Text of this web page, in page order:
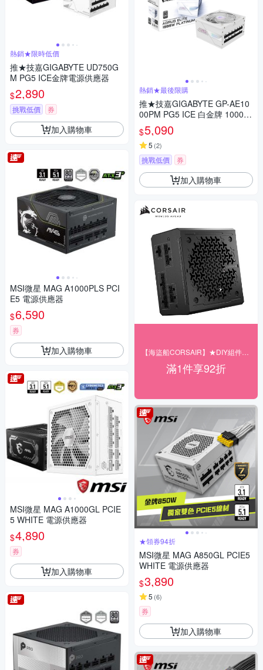
熱銷★限時低價
推★技嘉GIGABYTE UD750G
M PG5 ICE金牌電源供應器
$2,890
挑戰低價 券
加入購物車
MSI微星 MAG A1000PLS PCI
E5 電源供應器
$6,590
券
加入購物車
MSI微星 MAG A1000GL PCIE
5 WHITE 電源供應器
$4,890
券
加入購物車
熱銷★最後限購
推★技嘉GIGABYTE GP-AE10
00PM PG5 ICE 白金牌 1000W
電源供應器【白】
$5,090
5 (2)
挑戰低價 券
加入購物車
滿1件享92折
★領券94折
MSI微星 MAG A850GL PCIE5
WHITE 電源供應器
$3,890
5 (6)
券
加入購物車